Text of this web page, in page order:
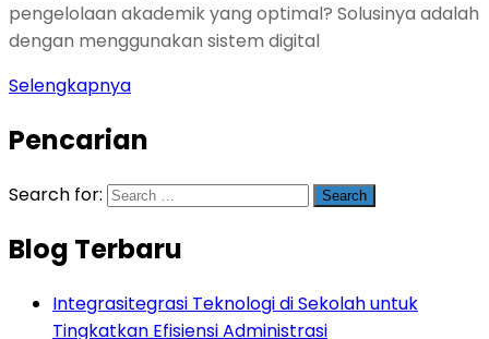
pengelolaan akademik yang optimal? Solusinya adalah
dengan menggunakan sistem digital
Selengkapnya
Pencarian
Search for:
Blog Terbaru
Integrasitegrasi Teknologi di Sekolah untuk
Tingkatkan Efisiensi Administrasi